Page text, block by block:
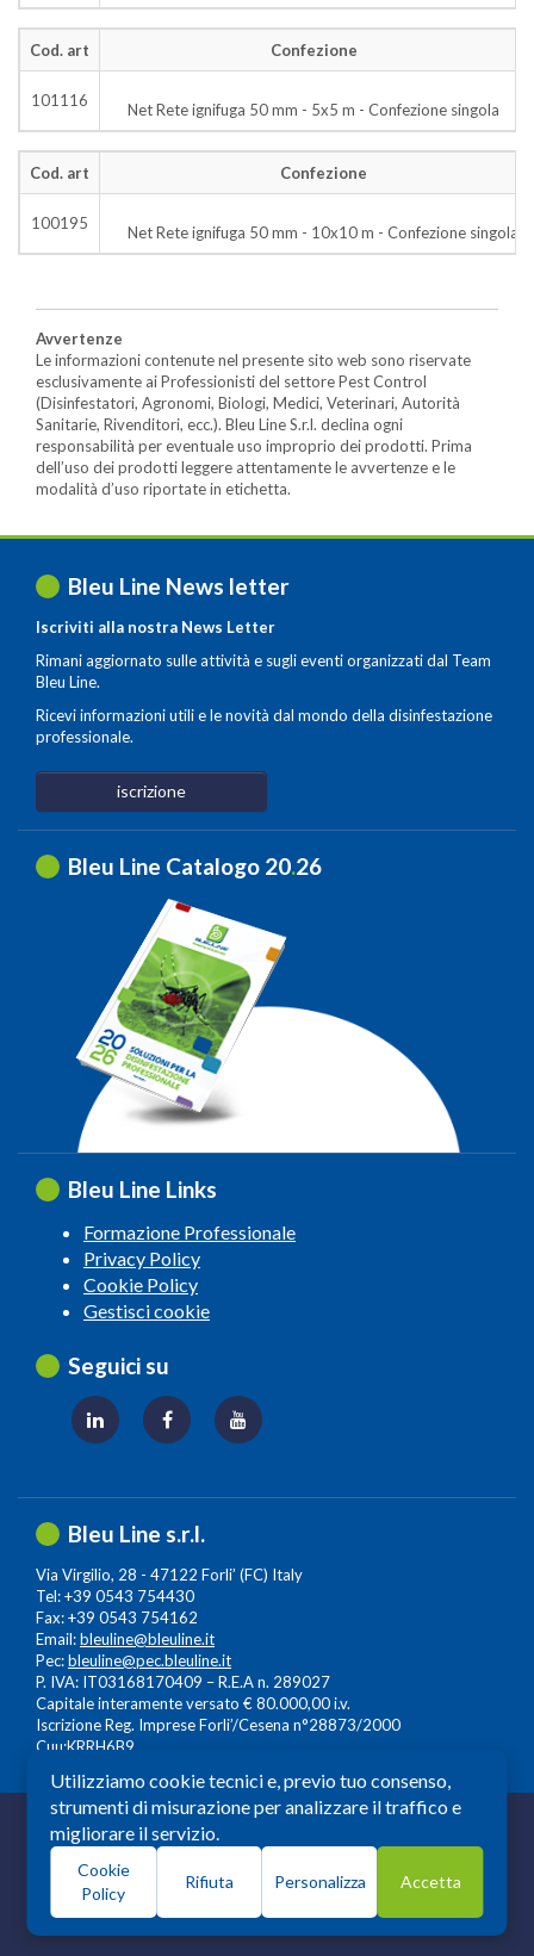
Cod. art Confezione
101116 Net Rete ignifuga 50 mm - 5x5 m - Confezione singola
Cod. art Confezione
100195 Net Rete ignifuga 50 mm - 10x10 m - Confezione singola
Avvertenze
Le informazioni contenute nel presente sito web sono riservate
esclusivamente ai Professionisti del settore Pest Control
(Disinfestatori, Agronomi, Biologi, Medici, Veterinari, Autorità
Sanitarie, Rivenditori, ecc.). Bleu Line S.r.l. declina ogni
responsabilità per eventuale uso improprio dei prodotti. Prima
dell’uso dei prodotti leggere attentamente le avvertenze e le
modalità d’uso riportate in etichetta.
Bleu Line News letter
Iscriviti alla nostra News Letter
Rimani aggiornato sulle attività e sugli eventi organizzati dal Team
Bleu Line.
Ricevi informazioni utili e le novità dal mondo della disinfestazione
professionale.
iscrizione
Bleu Line Catalogo 20.26
Bleu Line Links
Formazione Professionale
Privacy Policy
Cookie Policy
Gestisci cookie
Seguici su
Bleu Line s.r.l.
Via Virgilio, 28 - 47122 Forli’ (FC) Italy
Tel: +39 0543 754430
Fax: +39 0543 754162
Email:bleuline@bleuline.it
Pec:bleuline@pec.bleuline.it
P. IVA: IT03168170409 – R.E.A n. 289027
Capitale interamente versato € 80.000,00 i.v.
Iscrizione Reg. Imprese Forli’/Cesena n°28873/2000
Cuu:KRRH6B9
© 2026 Copyright: Bleuline s.r.l. - All Rights Reserved
Società a Socio Unico soggetta alla Direzione e
Coordinamento diLeonardo Lifescience Group S.p.A.
Milano, Amedeo d'Aosta n. 13 20129 Milano. P.iva -
Utilizziamo cookie tecnici e, previo tuo consenso,
strumenti di misurazione per analizzare il traffico e
migliorare il servizio.
Cookie
Policy
Rifiuta Personalizza Accetta